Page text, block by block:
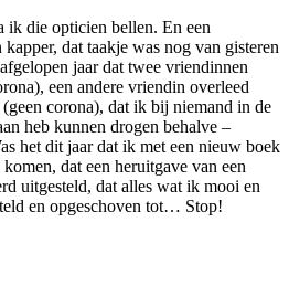
ik die opticien bellen. En een
dat taakje was nog van gisteren
jaar dat twee vriendinnen
een andere vriendin overleed
corona), dat ik bij niemand in de
heb kunnen drogen behalve –
het dit jaar dat ik met een nieuw boek
dat een heruitgave van een
uitgesteld, dat alles wat ik mooi en
en opgeschoven tot… Stop!